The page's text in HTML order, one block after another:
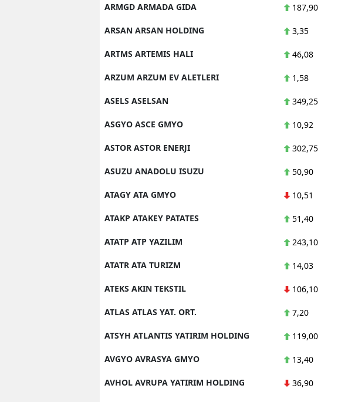
ARMGD ARMADA GIDA 187,90
ARSAN ARSAN HOLDING 3,35
ARTMS ARTEMIS HALI 46,08
ARZUM ARZUM EV ALETLERI 1,58
ASELS ASELSAN 349,25
ASGYO ASCE GMYO 10,92
ASTOR ASTOR ENERJI 302,75
ASUZU ANADOLU ISUZU 50,90
ATAGY ATA GMYO 10,51
ATAKP ATAKEY PATATES 51,40
ATATP ATP YAZILIM 243,10
ATATR ATA TURIZM 14,03
ATEKS AKIN TEKSTIL 106,10
ATLAS ATLAS YAT. ORT. 7,20
ATSYH ATLANTIS YATIRIM HOLDING 119,00
AVGYO AVRASYA GMYO 13,40
AVHOL AVRUPA YATIRIM HOLDING 36,90